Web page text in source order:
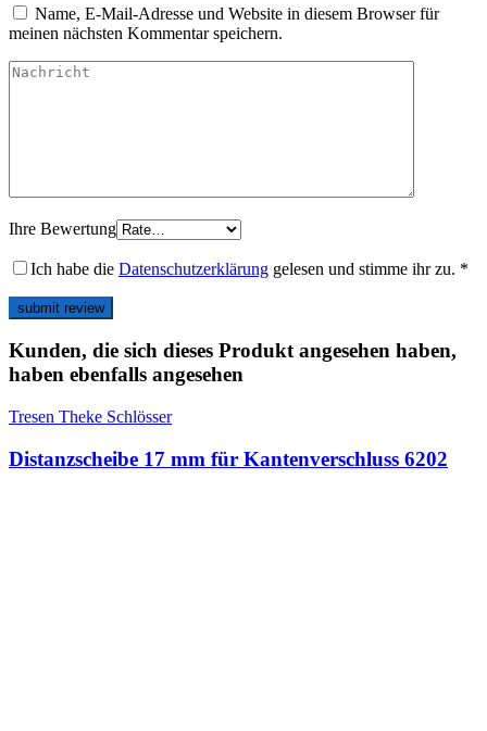
Name, E-Mail-Adresse und Website in diesem Browser für
meinen nächsten Kommentar speichern.
Ihre Bewertung
Ich habe die Datenschutzerklärung gelesen und stimme ihr zu. *
Kunden, die sich dieses Produkt angesehen haben,
haben ebenfalls angesehen
Tresen Theke Schlösser
Distanzscheibe 17 mm für Kantenverschluss 6202